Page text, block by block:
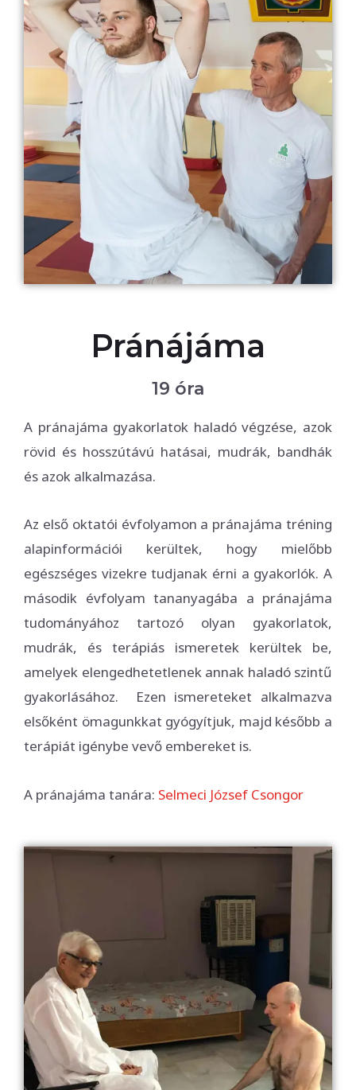
Pránájáma
19 óra
A pránajáma gyakorlatok haladó végzése, azok
rövid és hosszútávú hatásai, mudrák, bandhák
és azok alkalmazása.
Az első oktatói évfolyamon a pránajáma tréning
alapinformációi kerültek, hogy mielőbb
egészséges vizekre tudjanak érni a gyakorlók. A
második évfolyam tananyagába a pránajáma
tudományához tartozó olyan gyakorlatok,
mudrák, és terápiás ismeretek kerültek be,
amelyek elengedhetetlenek annak haladó szintű
gyakorlásához. Ezen ismereteket alkalmazva
elsőként ömagunkkat gyógyítjuk, majd később a
terápiát igénybe vevő embereket is.
A pránajáma tanára: Selmeci József Csongor